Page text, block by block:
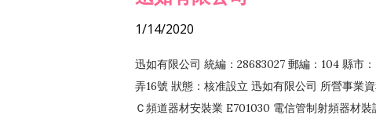
1/14/2020
迅如有限公司 統編：28683027 郵編：104 縣市
弄16號 狀態：核准設立 迅如有限公司 所營事業
Ｃ頻道器材安裝業 E701030 電信管制射頻器材